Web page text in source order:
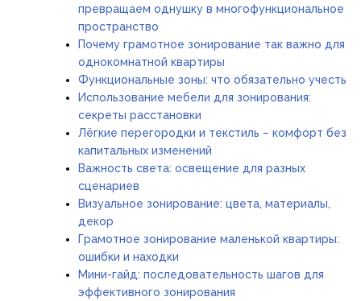
превращаем однушку в многофункциональное
пространство
Почему грамотное зонирование так важно для
однокомнатной квартиры
Функциональные зоны: что обязательно учесть
Использование мебели для зонирования:
секреты расстановки
Лёгкие перегородки и текстиль – комфорт без
капитальных изменений
Важность света: освещение для разных
сценариев
Визуальное зонирование: цвета, материалы,
декор
Грамотное зонирование маленькой квартиры:
ошибки и находки
Мини-гайд: последовательность шагов для
эффективного зонирования